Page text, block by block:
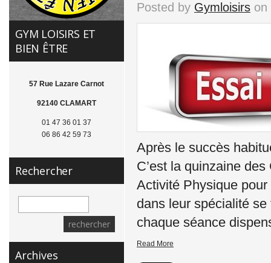
Posted by Gymloisirs on
Après le succès
C’est la quinzaine
Activité Physique
dans leur spécialité
chaque séance
Read More
GYM LOISIRS ET
BIEN ÊTRE
57 Rue Lazare Carnot
92140 CLAMART
01 47 36 01 37
06 86 42 59 73
Rechercher
Archives